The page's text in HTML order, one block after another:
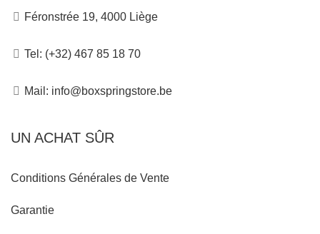
Féronstrée 19, 4000 Liège
Tel: (+32) 467 85 18 70
Mail: info@boxspringstore.be
UN ACHAT SÛR
Conditions Générales de Vente
Garantie